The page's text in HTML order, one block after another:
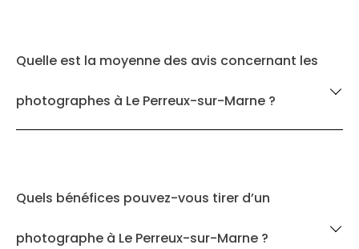
Quelle est la moyenne des avis concernant les
photographes à Le Perreux-sur-Marne ?
Quels bénéfices pouvez-vous tirer d’un
photographe à Le Perreux-sur-Marne ?